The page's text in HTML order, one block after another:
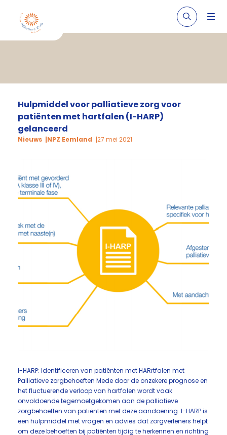
Hulpmiddel voor palliatieve zorg voor
patiënten met hartfalen (I-HARP)
gelanceerd
Nieuws NPZ Eemland 27 mei 2021
I-HARP: Identificeren van patiënten met HARrtfalen met
Palliatieve zorgbehoeften Mede door de onzekere prognose en
het fluctuerende verloop van hartfalen wordt vaak
onvoldoende tegemoetgekomen aan de palliatieve
zorgbehoeften van patiënten met deze aandoening. I-HARP is
een hulpmiddel met vragen en advies dat zorgverleners helpt
om deze behoeften bij patiënten tijdig te herkennen en richting